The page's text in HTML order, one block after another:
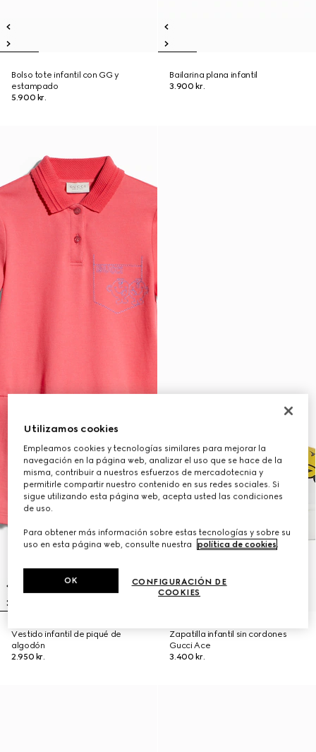
Bolso tote infantil con GG y
estampado
5.900 kr.
Bailarina plana infantil
3.900 kr.
Vestido infantil de piqué de
algodón
2.950 kr.
Zapatilla infantil sin cordones
Gucci Ace
3.400 kr.
Utilizamos cookies
Empleamos cookies y tecnologías similares para mejorar la
navegación en la página web, analizar el uso que se hace de la
misma, contribuir a nuestros esfuerzos de mercadotecnia y
permitirle compartir nuestro contenido en sus redes sociales. Si
sigue utilizando esta página web, acepta usted las condiciones
de uso.
Para obtener más información sobre estas tecnologías y sobre su
uso en esta página web, consulte nuestra
política de cookies.
CONFIGURACIÓN DE
COOKIES
OK